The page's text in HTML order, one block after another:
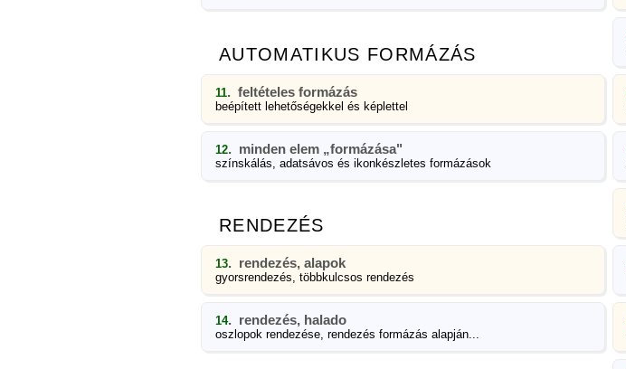
AUTOMATIKUS FORMÁZÁS
11. feltételes formázás
beépített lehetőségekkel és képlettel
12. minden elem „formázása"
színskálás, adatsávos és ikonkészletes formázások
RENDEZÉS
13. rendezés, alapok
gyorsrendezés, többkulcsos rendezés
14. rendezés, halado
oszlopok rendezése, rendezés formázás alapján...